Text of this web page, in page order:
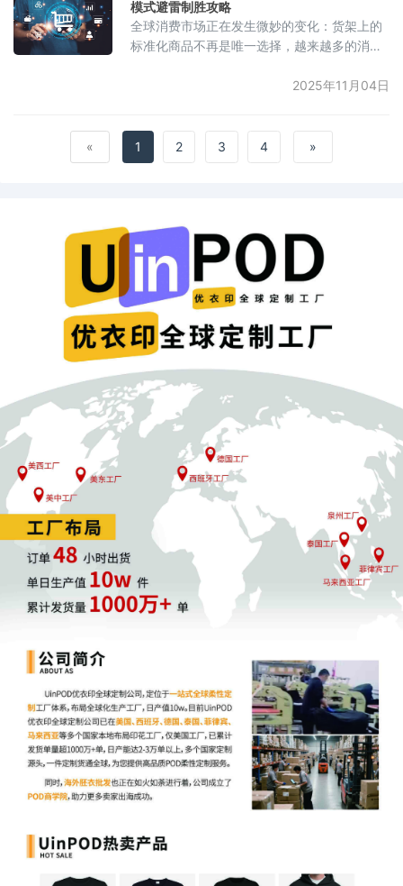
品才会由第三方POD供应商进行打印、包装和
发货。这意味着我们完全不需要自己采购和管
理库存，大大降低了启
模式避雷制胜攻略
全球消费市场正在发生微妙的变化：货架上的
标准化商品不再是唯一选择，越来越多的消费
的T恤、一个带有名字LOGO的手机壳、一套定
POD模式（按需定制），正是接住这波趋势的
关键。一、跨境POD模式：不囤货、能定制，
2025年11月04日
« 1 2 3 4 »